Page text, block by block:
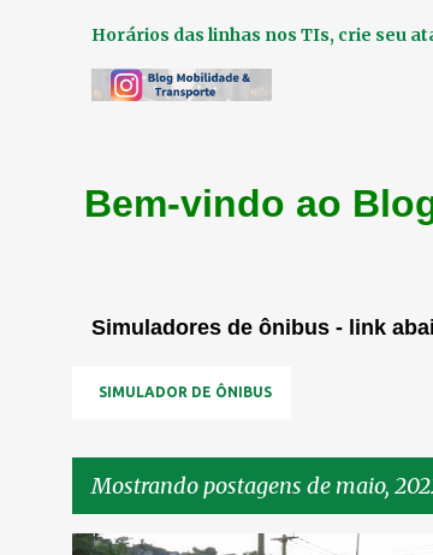
Horários das linhas nos TIs, crie seu
Bem-vindo ao
Simuladores de ônibus - link
SIMULADOR DE ÔNIBUS
Mostrando postagens de maio,